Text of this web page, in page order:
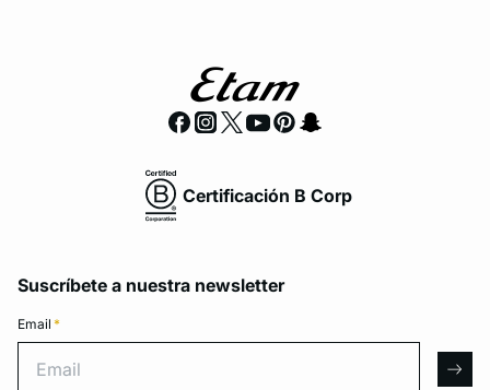
Certificación B Corp
Suscríbete a nuestra newsletter
Email *